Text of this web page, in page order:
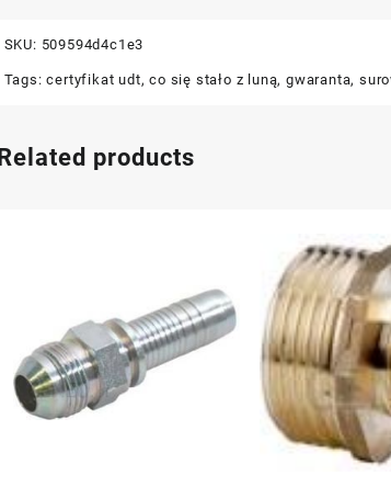
SKU: 509594d4c1e3
Tags:certyfikat udt,co się stało z luną, gwaranta,
Related products